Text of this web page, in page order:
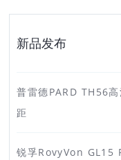
新品发布
普雷德PARD TH56
距
锐孚RovyVon GL15